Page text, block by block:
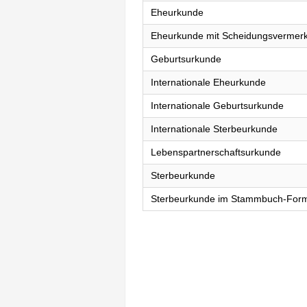
Eheurkunde
Eheurkunde mit
Geburtsurkunde
Internationale Eheurkunde
Internationale Geburtsurkunde
Internationale Sterbeurkunde
Lebenspartnerschaftsurkunde
Sterbeurkunde
Sterbeurkunde im Stammbuch-